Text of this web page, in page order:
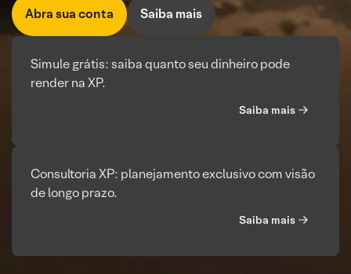
Abra sua conta
Saiba mais
Simule grátis: saiba quanto seu dinheiro pode
render na XP.
Saiba mais
Consultoria XP: planejamento exclusivo com visão
de longo prazo.
Saiba mais